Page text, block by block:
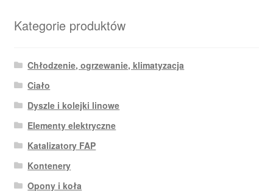
Kategorie produktów
Chłodzenie, ogrzewanie, klimatyzacja
Ciało
Dyszle i kolejki linowe
Elementy elektryczne
Katalizatory FAP
Kontenery
Opony i koła